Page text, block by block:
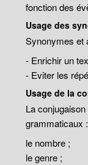
fonction des
Usage des
Synonymes et
- Enrichir un
- Eviter les
Usage de la
La
grammaticaux :
le nombre ;
le genre ;